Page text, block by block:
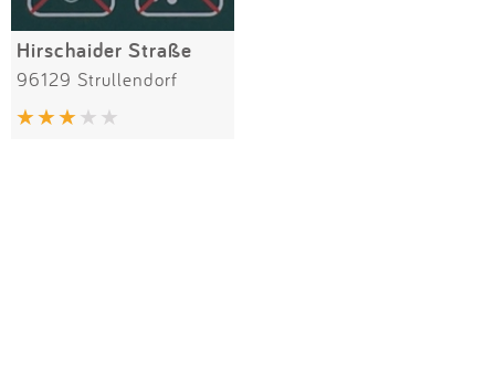
Hirschaider Straße
96129 Strullendorf